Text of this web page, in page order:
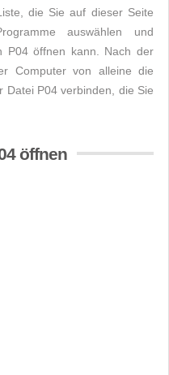
die Sie auf dieser Seite
auswählen und
P04 öffnen kann. Nach der
Computer von alleine die
Datei P04 verbinden, die Sie
öffnen